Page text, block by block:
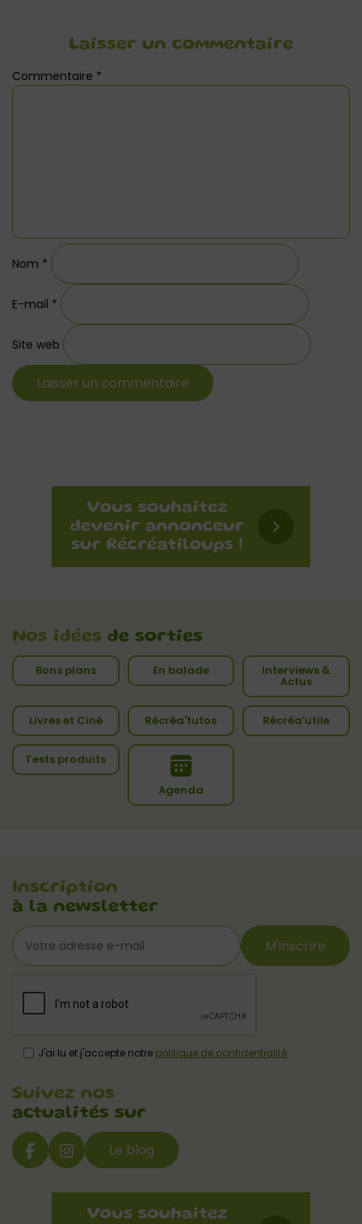
Laisser un commentaire
Commentaire *
Nom *
E-mail *
Site web
Nos idées de sorties
Bons plans En balade Interviews &
Actus
Livres et Ciné Récréa'tutos Récréa'utile
Tests produits
Agenda
Inscription
à la newsletter
M'inscrire
J'ai lu et j'accepte notre politique de confidentialité
Suivez nos
actualités sur
Le blog